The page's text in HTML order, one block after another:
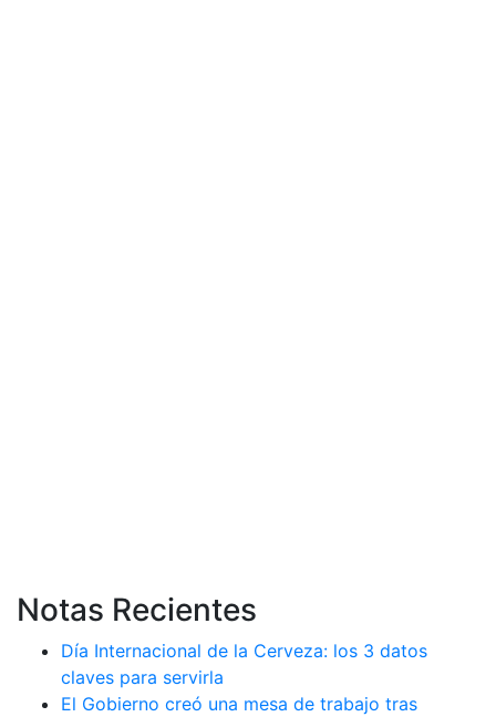
Notas Recientes
Día Internacional de la Cerveza: los 3 datos
claves para servirla
El Gobierno creó una mesa de trabajo tras